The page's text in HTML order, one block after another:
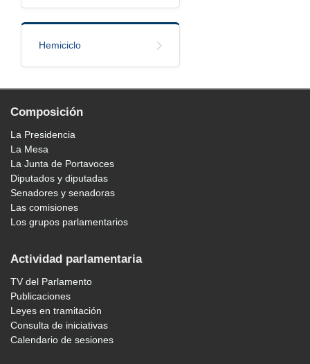
Hemiciclo
Composición
La Presidencia
La Mesa
La Junta de Portavoces
Diputados y diputadas
Senadores y senadoras
Las comisiones
Los grupos parlamentarios
Actividad parlamentaria
TV del Parlamento
Publicaciones
Leyes en tramitación
Consulta de iniciativas
Calendario de sesiones